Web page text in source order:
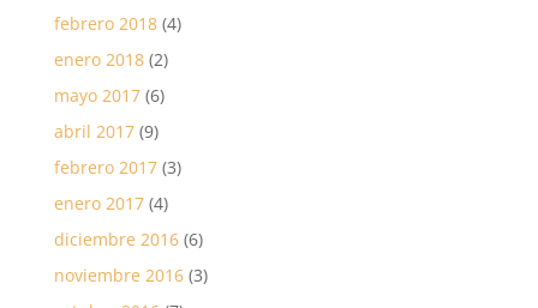
febrero 2018(4)
enero 2018(2)
mayo 2017(6)
abril 2017(9)
febrero 2017(3)
enero 2017(4)
diciembre 2016(6)
noviembre 2016(3)